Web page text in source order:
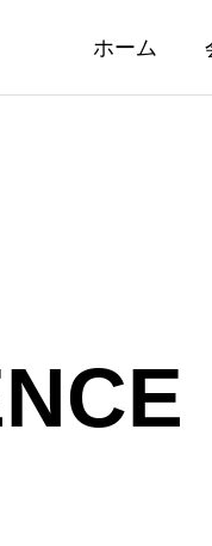
ホーム
ト情報 28年ぶり日